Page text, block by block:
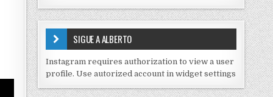
S
E
J
C
K
SIGUE A ALBERTO
Instagram requires authorization to view a user
profile. Use autorized account in widget settings